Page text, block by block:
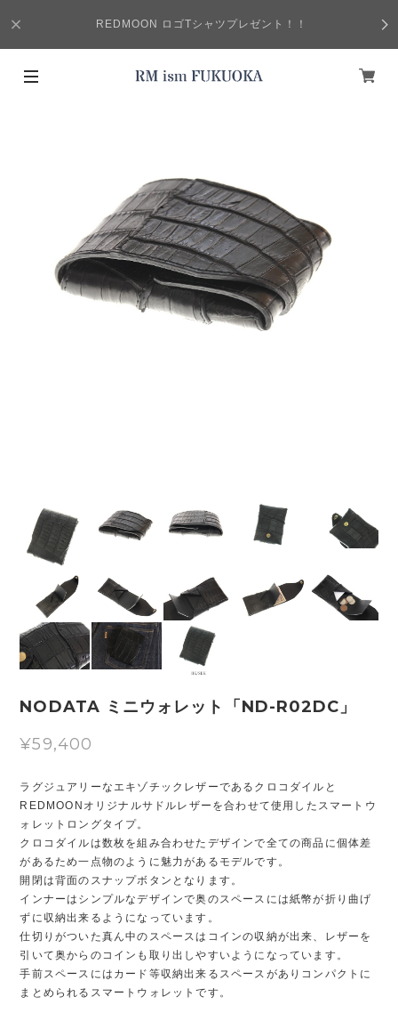
REDMOON ロゴTシャツプレゼント！！
NODATA ミニウォレット「ND-R02DC」
¥59,400
ラグジュアリーなエキゾチックレザーであるクロコダイルと
REDMOONオリジナルサドルレザーを合わせて使用したスマートウ
ォレットロングタイプ。
クロコダイルは数枚を組み合わせたデザインで全ての商品に個体差
があるため一点物のように魅力があるモデルです。
開閉は背面のスナップボタンとなります。
インナーはシンプルなデザインで奥のスペースには紙幣が折り曲げ
ずに収納出来るようになっています。
仕切りがついた真ん中のスペースはコインの収納が出来、レザーを
引いて奥からのコインも取り出しやすいようになっています。
手前スペースにはカード等収納出来るスペースがありコンパクトに
まとめられるスマートウォレットです。